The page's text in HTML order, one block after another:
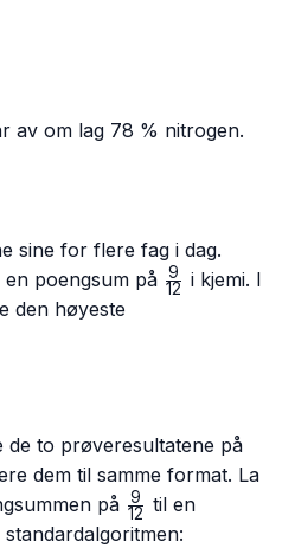
av om lag 78 % nitrogen.
sine for flere fag i dag.
poengsum på \frac{9}
12
9
i kjemi. I
den høyeste
de to prøveresultatene på
dem til samme format. La
på \frac{9}
{12}
12
9
til en